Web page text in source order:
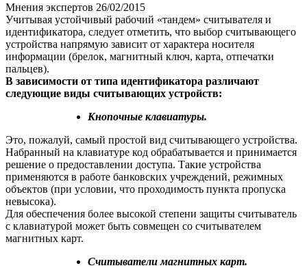
Мнения экспертов 26/02/2015
Учитывая устойчивый рабочий «тандем» считывателя и
идентификатора, следует отметить, что выбор считывающего
устройства напрямую зависит от характера носителя
информации (брелок, магнитный ключ, карта, отпечатки
пальцев).
В зависимости от типа идентификатора различают
следующие виды считывающих устройств:
Кнопочные клавиатуры.
Это, пожалуй, самый простой вид считывающего устройства.
Набранный на клавиатуре код обрабатывается и принимается
решение о предоставлении доступа. Такие устройства
применяются в работе банковских учреждений, режимных
объектов (при условии, что проходимость пункта пропуска
невысока).
Для обеспечения более высокой степени защиты считыватель
с клавиатурой может быть совмещен со считывателем
магнитных карт.
Считыватели магнитных карт.